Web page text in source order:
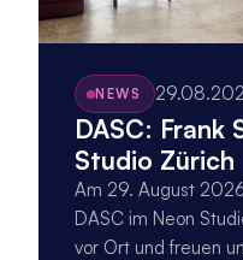
NEWS
DASC: Frank
Studio Zürich
Am 29. August
DASC im Neon
vor Ort und freuen